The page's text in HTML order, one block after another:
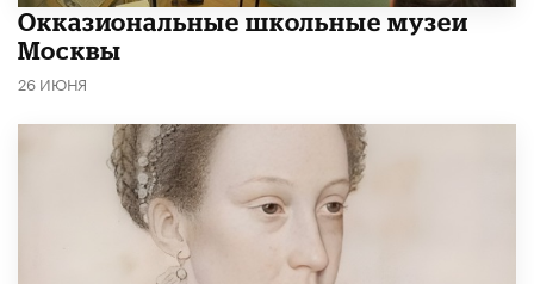
​Окказиональные школьные музеи
Москвы
26 ИЮНЯ